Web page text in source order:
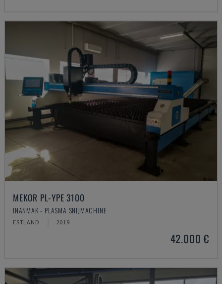
MEKOR PL-YPE 3100
INANMAK - PLASMA SNIJMACHINE
ESTLAND 2019
42.000 €